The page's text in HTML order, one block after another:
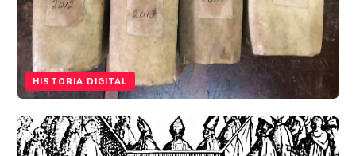
HISTORIA DIGITAL